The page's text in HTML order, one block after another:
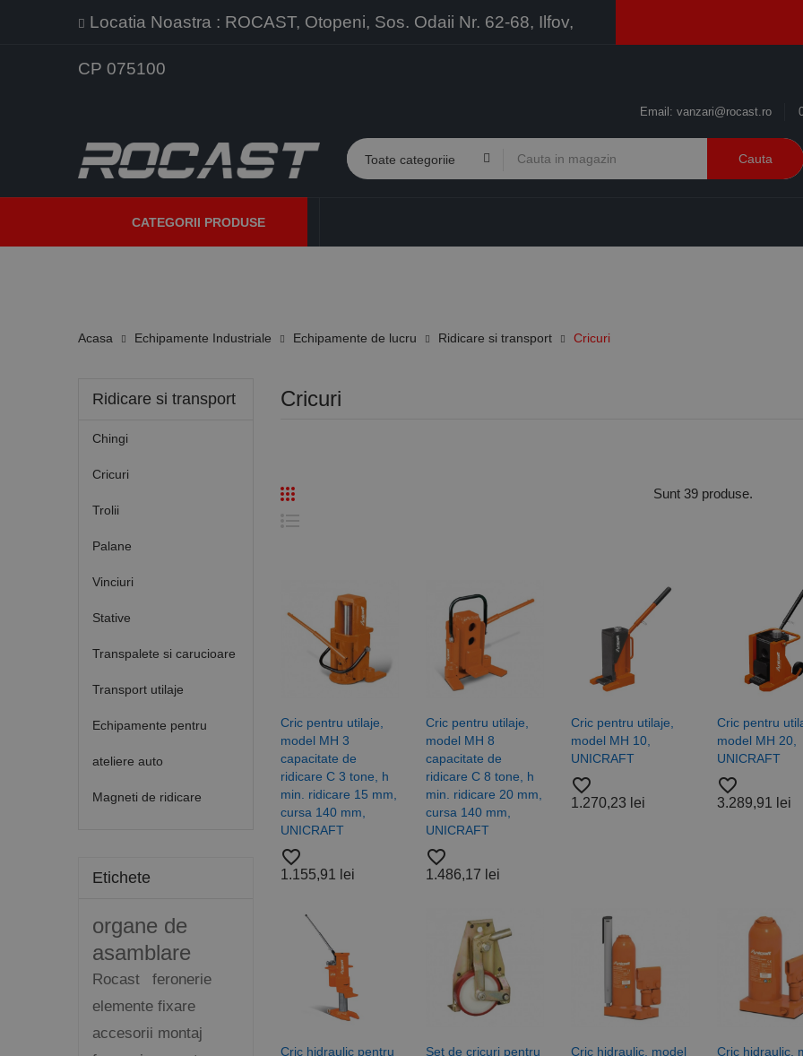
Locatia Noastra : ROCAST, Otopeni, Sos. Odaii Nr. 62-68, Ilfov,
CP 075100
Email: vanzari@rocast.ro
Cauta
CATEGORII PRODUSE
Acasa Echipamente Industriale Echipamente de lucru Ridicare si transport Cricuri
Ridicare si transport
Chingi
Cricuri
Trolii
Palane
Vinciuri
Stative
Transpalete si carucioare
Transport utilaje
Echipamente pentru
ateliere auto
Magneti de ridicare
Etichete
organe de
asamblare
Rocast
feronerie
elemente fixare
accesorii montaj
Cricuri
Sunt 39 produse.
Cric pentru utilaje,
model MH 3
capacitate de
ridicare C 3 tone, h
min. ridicare 15 mm,
cursa 140 mm,
UNICRAFT
favorite_border
1.155,91 lei
Cric pentru utilaje,
model MH 8
capacitate de
ridicare C 8 tone, h
min. ridicare 20 mm,
cursa 140 mm,
UNICRAFT
favorite_border
1.486,17 lei
Cric pentru utilaje,
model MH 10,
UNICRAFT
favorite_border
1.270,23 lei
Cric pentru
model MH 20,
UNICRAFT
favorite_border
3.289,91 lei
Cric hidraulic pentru
Set de cricuri pentru
Cric hidraulic, model
Cric hidraulic,